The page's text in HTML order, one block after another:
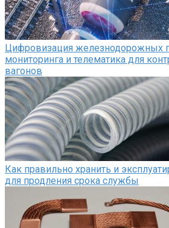
Цифровизация железнодорожных
мониторинга и телематика для
вагонов
Как правильно хранить и
для продления срока службы